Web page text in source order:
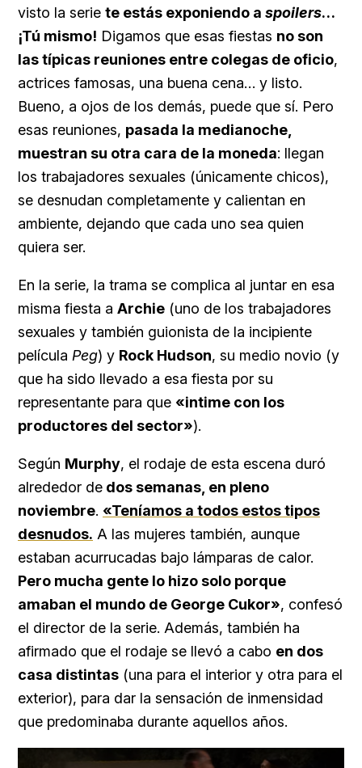
visto la serie te estás exponiendo a spoilers…
¡Tú mismo! Digamos que esas fiestas no son
las típicas reuniones entre colegas de oficio,
actrices famosas, una buena cena… y listo.
Bueno, a ojos de los demás, puede que sí. Pero
esas reuniones, pasada la medianoche,
muestran su otra cara de la moneda: llegan
los trabajadores sexuales (únicamente chicos),
se desnudan completamente y calientan en
ambiente, dejando que cada uno sea quien
quiera ser.
En la serie, la trama se complica al juntar en esa
misma fiesta a Archie (uno de los trabajadores
sexuales y también guionista de la incipiente
película Peg) y Rock Hudson, su medio novio (y
que ha sido llevado a esa fiesta por su
representante para que «intime con los
productores del sector»).
Según Murphy, el rodaje de esta escena duró
alrededor de dos semanas, en pleno
noviembre. «Teníamos a todos estos tipos
desnudos. A las mujeres también, aunque
estaban acurrucadas bajo lámparas de calor.
Pero mucha gente lo hizo solo porque
amaban el mundo de George Cukor», confesó
el director de la serie. Además, también ha
afirmado que el rodaje se llevó a cabo en dos
casa distintas (una para el interior y otra para el
exterior), para dar la sensación de inmensidad
que predominaba durante aquellos años.